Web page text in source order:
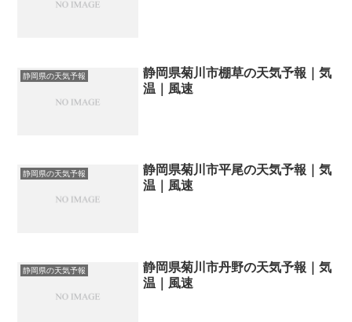
静岡県の天気予報
静岡県菊川市棚草の天気予報｜気
温｜風速
静岡県の天気予報
静岡県菊川市平尾の天気予報｜気
温｜風速
静岡県の天気予報
静岡県菊川市丹野の天気予報｜気
温｜風速